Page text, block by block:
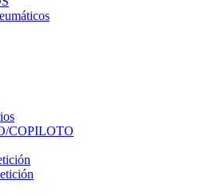
COPILOTO